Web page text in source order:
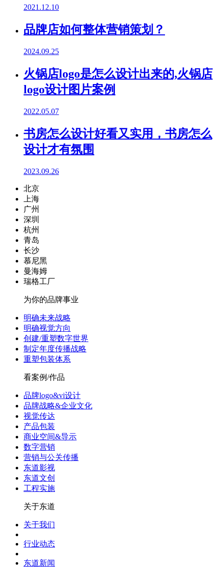
2021.12.10
品牌店如何整体营销策划？
2024.09.25
火锅店logo是怎么设计出来的,火锅店
logo设计图片案例
2022.05.07
书房怎么设计好看又实用，书房怎么
设计才有氛围
2023.09.26
北京
上海
广州
深圳
杭州
青岛
长沙
慕尼黑
曼海姆
瑞格工厂
为你的品牌事业
明确未来战略
明确视觉方向
创建/重塑数字世界
制定年度传播战略
重塑包装体系
看案例/作品
品牌logo&vi设计
品牌战略&企业文化
视觉传达
产品包装
商业空间&导示
数字营销
营销与公关传播
东道影视
东道文创
工程实施
关于东道
关于我们
行业动态
东道新闻